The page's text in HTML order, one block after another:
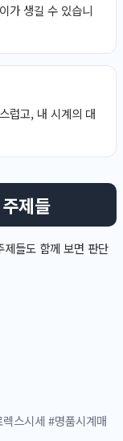
가 생길 수 있습니
럽고, 내 시계의 대
제들
제들도 함께 보면 판단
스시세 #명품시계매